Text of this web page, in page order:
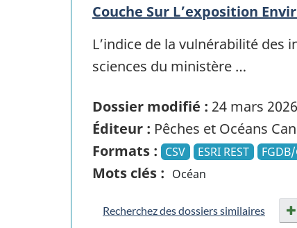
Couche Sur L’exposition
L’indice de la vulnérabilité
sciences du ministère …
Dossier modifié : 24 mars 2026
Éditeur : Pêches et Océans
Formats : CSV ESRI REST
Mots clés : Océan
Recherchez des dossiers similaires